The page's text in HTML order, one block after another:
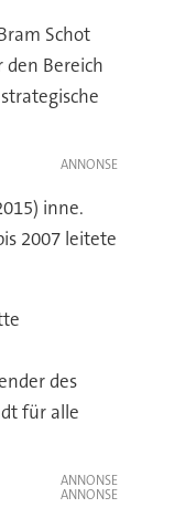
Schot
Bereich
inne.
2007 leitete
des
für alle